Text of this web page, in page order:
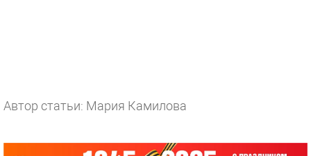
Автор статьи: Мария Камилова